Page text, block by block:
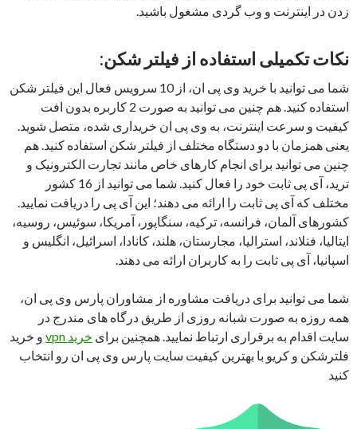
زدن در اینترنت و وب گردی مشغول باشید.
نکات تکمیلی استفاده از فیلتر شکن:
شما می توانید با خرید وی پی ان، از 10 سرویس فعال این فیلتر شکن
استفاده کنید. هم چنین می توانید به صورت 2 کاربره بدون افت
کیفیت و سرعت اینترنت، به وی پی ان خریداری شده، متصل شوید.
یعنی همزمان با دو دستگاه مختلف از فیلتر شکن استفاده کنید. هم
چنین می توانید برای انجام کارهای خاص مانند تجارت الکترونیک و
ترید، آی پی ثابت خود را فعال کنید. شما می توانید از 16 کشور
مختلف که آی پی ثابت را ارائه می دهند؛ این آی پی را دریافت نمایید.
کشورهای آلمان، فرانسه، ترکیه، سنگاپور، آمریکا، سوئیس، روسیه،
ایتالیا، فنلاند، استرالیا، مجارستان، هلند، کانادا، اسرائیل، انگلیس و
اسپانیا، آی پی ثابت را به کاربران ارائه می دهند.
شما می توانید برای دریافت مشاوره از مشاوران پارس وی پی ان،
همه روزه به صورت شبانه روزی از طریق درگاه های مندرج در
سایت اقدام به برقراری ارتباط نمایید. همچنین برای خرید vpn
و خرید
فلترشکن و کریو با بهترین کیفیت سایت پارس وی پی ان رو انتخاب
کنید